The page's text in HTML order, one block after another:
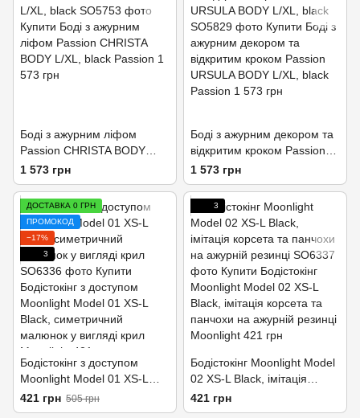
Боді з ажурним ліфом
Passion CHRISTA BODY
L/XL, black
1 573 грн
Боді з ажурним декором та
відкритим кроком Passion
URSULA BODY L/XL, black
1 573 грн
ДОСТАВКА 0 ГРН
ПРОМОКОД
−17%
3
Бодістокінг з доступом
Moonlight Model 01 XS-L
Black, симетричний
малюнок у вигляді крил
421 грн 505 грн
3
Бодістокінг Moonlight Model
02 XS-L Black, імітація
корсета та панчохи на
ажурній резинці
421 грн